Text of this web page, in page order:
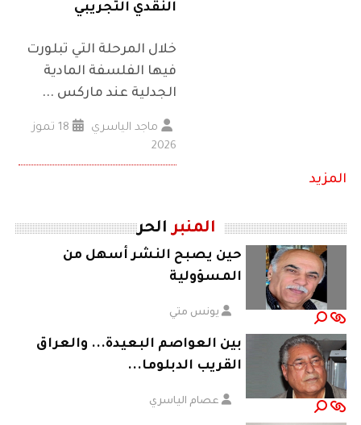
النقدي التجريبي
خلال المرحلة التي تبلورت
فيها الفلسفة المادية
الجدلية عند ماركس ...
ماجد الياسري
18 تموز
2026
المزيد
المنبرالحر
حين يصبح النشر أسهل من
المسؤولية
يونس متي
بين العواصم البعيدة... والعراق
القريب الدبلوما...
عصام الياسري